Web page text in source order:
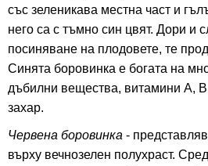
със зеленикава местна част и
него са с тъмно син цвят. Дори и
посиняване на плодовете, те
Синята боровинка е богата на
дъбилни вещества, витамини А,
захар.
Червена боровинка -
върху вечнозелен полухраст.